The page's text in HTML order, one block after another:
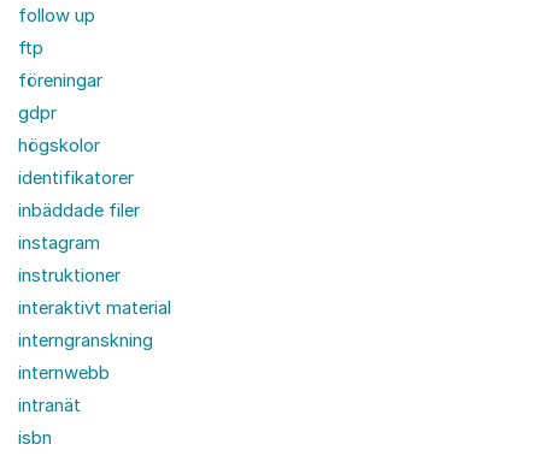
follow up
ftp
föreningar
gdpr
högskolor
identifikatorer
inbäddade filer
instagram
instruktioner
interaktivt material
interngranskning
internwebb
intranät
isbn